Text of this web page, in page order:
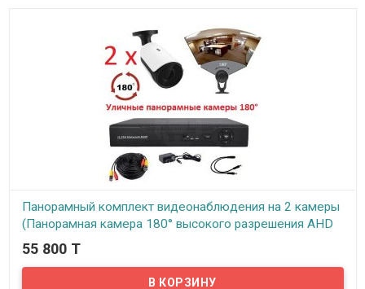
Панорамный комплект видеонаблюдения на 2 камеры
(Панорамная камера 180° высокого разрешения AHD
2.0mp)
55 800 T